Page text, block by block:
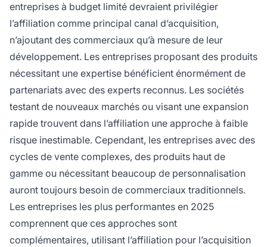
entreprises à budget limité devraient privilégier
l’affiliation comme principal canal d’acquisition,
n’ajoutant des commerciaux qu’à mesure de leur
développement. Les entreprises proposant des produits
nécessitant une expertise bénéficient énormément de
partenariats avec des experts reconnus. Les sociétés
testant de nouveaux marchés ou visant une expansion
rapide trouvent dans l’affiliation une approche à faible
risque inestimable. Cependant, les entreprises avec des
cycles de vente complexes, des produits haut de
gamme ou nécessitant beaucoup de personnalisation
auront toujours besoin de commerciaux traditionnels.
Les entreprises les plus performantes en 2025
comprennent que ces approches sont
complémentaires, utilisant l’affiliation pour l’acquisition